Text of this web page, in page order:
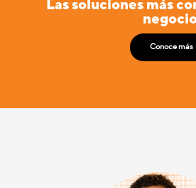
Las soluciones más
negocio.
Conoce más